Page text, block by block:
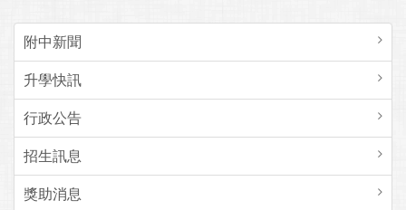
附中新聞
升學快訊
行政公告
招生訊息
獎助消息